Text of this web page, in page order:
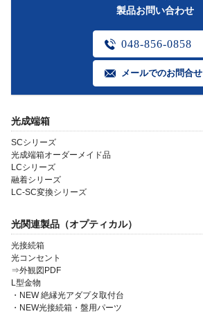
製品お問い合わせ
048-856-0858
メールでのお問合せ
光成端箱
SCシリーズ
光成端箱オーダーメイド品
LCシリーズ
融着シリーズ
LC-SC変換シリーズ
光関連製品（オプティカル）
光接続箱
光コンセント
⇒外観図PDF
L型金物
・NEW 絶縁光アダプタ取付台
・NEW光接続箱・盤用パーツ